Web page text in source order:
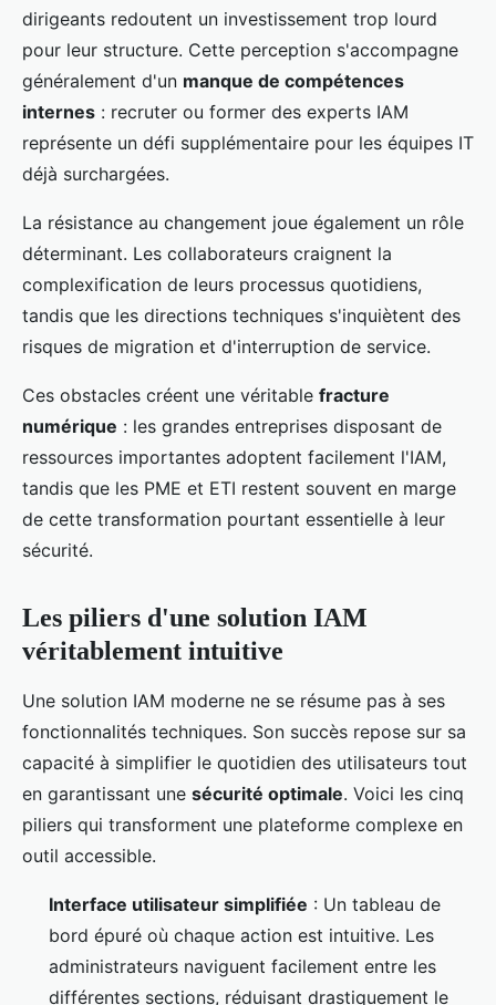
dirigeants redoutent un investissement trop lourd
pour leur structure. Cette perception s'accompagne
généralement d'un manque de compétences
internes : recruter ou former des experts IAM
représente un défi supplémentaire pour les équipes IT
déjà surchargées.
La résistance au changement joue également un rôle
déterminant. Les collaborateurs craignent la
complexification de leurs processus quotidiens,
tandis que les directions techniques s'inquiètent des
risques de migration et d'interruption de service.
Ces obstacles créent une véritable fracture
numérique : les grandes entreprises disposant de
ressources importantes adoptent facilement l'IAM,
tandis que les PME et ETI restent souvent en marge
de cette transformation pourtant essentielle à leur
sécurité.
Les piliers d'une solution IAM
véritablement intuitive
Une solution IAM moderne ne se résume pas à ses
fonctionnalités techniques. Son succès repose sur sa
capacité à simplifier le quotidien des utilisateurs tout
en garantissant une sécurité optimale. Voici les cinq
piliers qui transforment une plateforme complexe en
outil accessible.
Interface utilisateur simplifiée : Un tableau de
bord épuré où chaque action est intuitive. Les
administrateurs naviguent facilement entre les
différentes sections, réduisant drastiquement le